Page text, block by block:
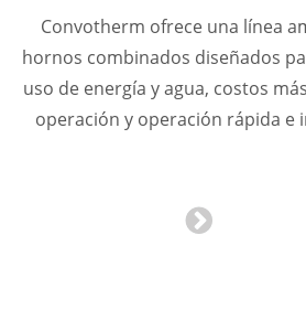
Convotherm ofrece una línea
hornos combinados diseñados
uso de energía y agua, costos
operación y operación rápida e